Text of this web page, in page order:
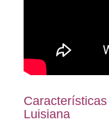
Luisiana